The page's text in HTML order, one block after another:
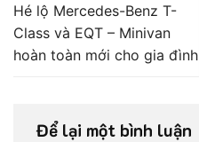
Hé lộ Mercedes-Benz T-
Class và EQT – Minivan
hoàn toàn mới cho gia đình
Để lại một bình luận